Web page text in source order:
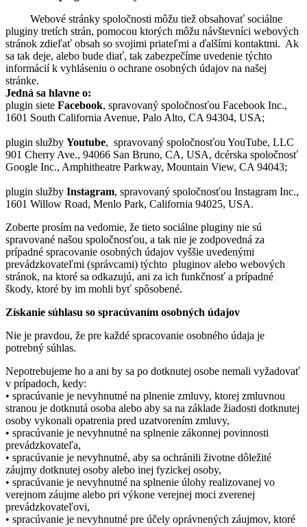
Webové stránky spoločnosti môžu tiež obsahovať sociálne
pluginy tretích strán, pomocou ktorých môžu návštevníci webových
stránok zdieľať obsah so svojimi priateľmi a ďalšími kontaktmi. Ak
sa tak deje, alebo bude diať, tak zabezpečíme uvedenie týchto
informácií k vyhláseniu o ochrane osobných údajov na našej
stránke.
Jedná sa hlavne o:
plugin siete Facebook, spravovaný spoločnosťou Facebook Inc.,
1601 South California Avenue, Palo Alto, CA 94304, USA;
plugin služby Youtube, spravovaný spoločnosťou YouTube, LLC
901 Cherry Ave., 94066 San Bruno, CA, USA, dcérska spoločnosť
Google Inc., Amphitheatre Parkway, Mountain View, CA 94043;
plugin služby Instagram, spravovaný spoločnosťou Instagram Inc.,
1601 Willow Road, Menlo Park, California 94025, USA.
Zoberte prosím na vedomie, že tieto sociálne pluginy nie sú
spravované našou spoločnosťou, a tak nie je zodpovedná za
prípadné spracovanie osobných údajov vyššie uvedenými
prevádzkovateľmi (správcami) týchto pluginov alebo webových
stránok, na ktoré sa odkazujú, ani za ich funkčnosť a prípadné
škody, ktoré by im mohli byť spôsobené.
Získanie súhlasu so spracúvaním osobných údajov
Nie je pravdou, že pre každé spracovanie osobného údaja je
potrebný súhlas.
Nepotrebujeme ho a ani by sa po dotknutej osobe nemali vyžadovať
v prípadoch, kedy:
• spracúvanie je nevyhnutné na plnenie zmluvy, ktorej zmluvnou
stranou je dotknutá osoba alebo aby sa na základe žiadosti dotknutej
osoby vykonali opatrenia pred uzatvorením zmluvy,
• spracúvanie je nevyhnutné na splnenie zákonnej povinnosti
prevádzkovateľa,
• spracúvanie je nevyhnutné, aby sa ochránili životne dôležité
záujmy dotknutej osoby alebo inej fyzickej osoby,
• spracúvanie je nevyhnutné na splnenie úlohy realizovanej vo
verejnom záujme alebo pri výkone verejnej moci zverenej
prevádzkovateľovi,
• spracúvanie je nevyhnutné pre účely oprávnených záujmov, ktoré